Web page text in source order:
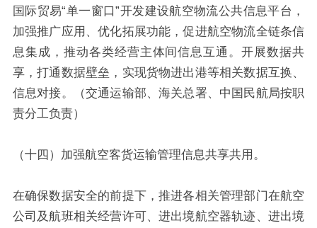
国际贸易“单一窗口”开发建设航空物流公共信息平台，
加强推广应用、优化拓展功能，促进航空物流全链条信
息集成，推动各类经营主体间信息互通。开展数据共
享，打通数据壁垒，实现货物进出港等相关数据互换、
信息对接。（交通运输部、海关总署、中国民航局按职
责分工负责）
（十四）加强航空客货运输管理信息共享共用。
在确保数据安全的前提下，推进各相关管理部门在航空
公司及航班相关经营许可、进出境航空器轨迹、进出境